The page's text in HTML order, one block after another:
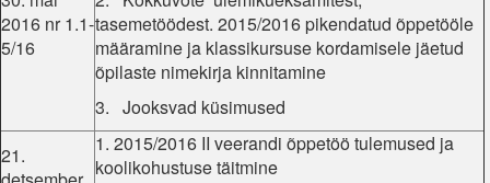
2016 nr 1.1-
5/16
tasemetöödest. 2015/2016 pikendatud õppetööle
määramine ja klassikursuse kordamisele jäetud
õpilaste nimekirja kinnitamine
3. Jooksvad küsimused
21.
1. 2015/2016 II veerandi õppetöö tulemused ja
koolikohustuse täitmine